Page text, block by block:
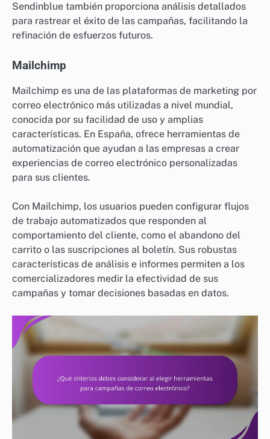
Sendinblue también proporciona análisis detallados
para rastrear el éxito de las campañas, facilitando la
refinación de esfuerzos futuros.
Mailchimp
Mailchimp es una de las plataformas de marketing por
correo electrónico más utilizadas a nivel mundial,
conocida por su facilidad de uso y amplias
características. En España, ofrece herramientas de
automatización que ayudan a las empresas a crear
experiencias de correo electrónico personalizadas
para sus clientes.
Con Mailchimp, los usuarios pueden configurar flujos
de trabajo automatizados que responden al
comportamiento del cliente, como el abandono del
carrito o las suscripciones al boletín. Sus robustas
características de análisis e informes permiten a los
comercializadores medir la efectividad de sus
campañas y tomar decisiones basadas en datos.